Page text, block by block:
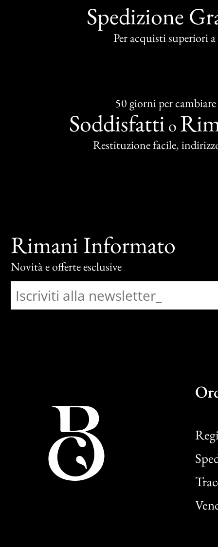
Spedizione
Per acquisti superiori
50 giorni per cambiare
Soddisfatti o
Restituzione facile,
Rimani Informato
Novità e offerte esclusive